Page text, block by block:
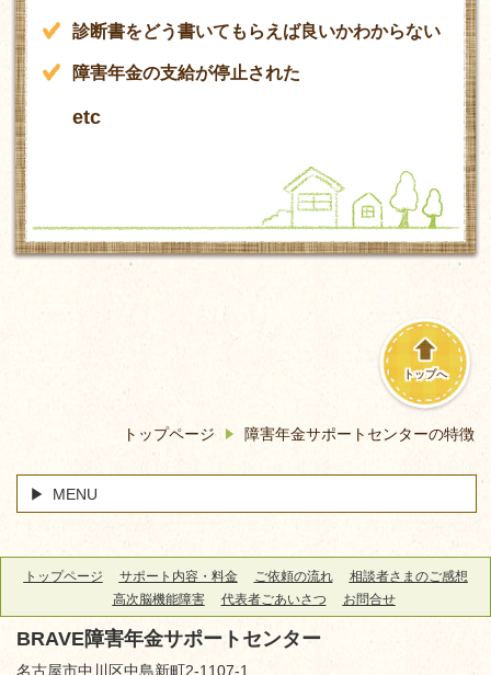
診断書をどう書いてもらえば良いかわからない
障害年金の支給が停止された
etc
トップへ
トップページ 障害年金サポートセンターの特徴
MENU
トップページ サポート内容・料金 ご依頼の流れ
相談者さまのご感想
高次脳機能障害
代表者ごあいさつ お問合せ
BRAVE障害年金サポートセンター
名古屋市中川区中島新町2-1107-1